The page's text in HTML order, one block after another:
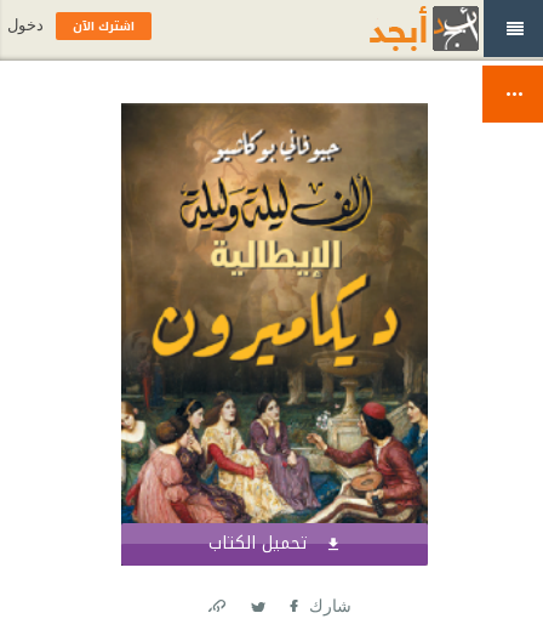
تحميل الكتاب
شارك
اشترك الآن دخول